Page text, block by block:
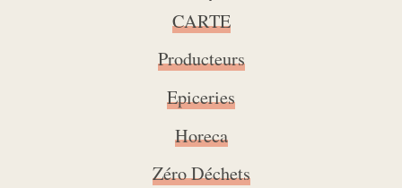
CARTE
Producteurs
Epiceries
Horeca
Zéro Déchets